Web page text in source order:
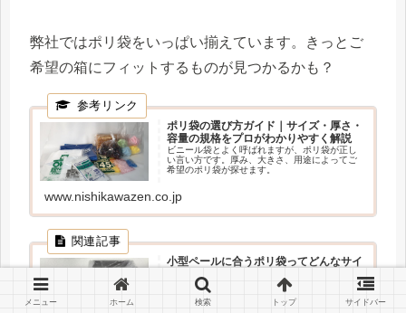
弊社ではポリ袋をいっぱい揃えています。きっとご
希望の箱にフィットするものが見つかるかも？
ポリ袋の選び方ガイド｜サイズ・厚さ・
容量の規格をプロがわかりやすく解説
ビニール袋とよく呼ばれますが、ポリ袋が正し
い言い方です。厚み、大きさ、用途によってご
希望のポリ袋が探せます。
www.nishikawazen.co.jp
小型ペールに合うポリ袋ってどんなサイ
小型ペールってどんな大きさでしょう？家庭用
のごみ箱もどのサイズがいいでしょう？検証し
てみました。
メニュー ホーム 検索 トップ サイドバー